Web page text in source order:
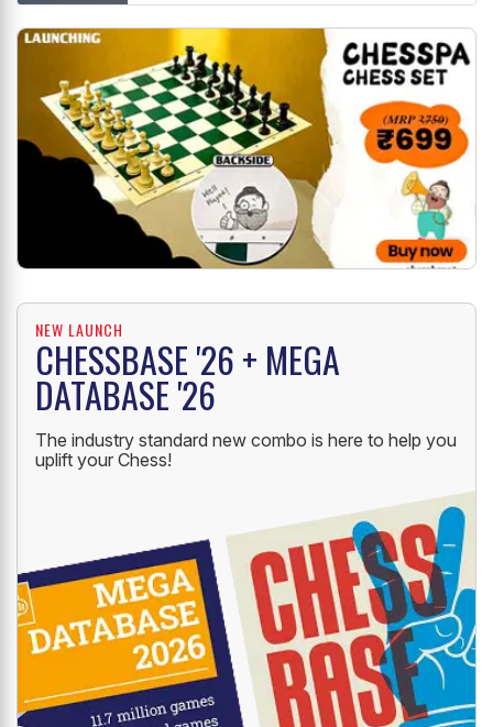
NEW LAUNCH
CHESSBASE '26 + MEGA
DATABASE '26
The industry standard new combo is here to help you
uplift your Chess!